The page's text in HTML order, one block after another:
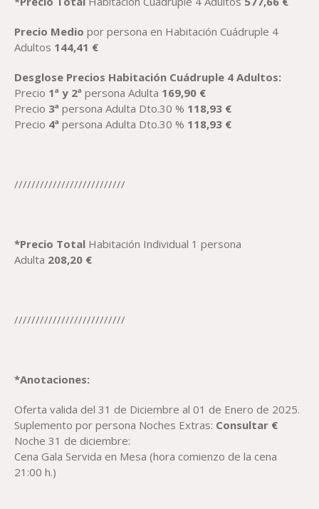
Precio Medio por persona en Habitación Cuádruple 4
Adultos 144,41 €
Desglose Precios Habitación Cuádruple 4 Adultos:
Precio 1ª y 2ª persona Adulta 169,90 €
Precio 3ª persona Adulta Dto.30 % 118,93 €
Precio 4ª persona Adulta Dto.30 % 118,93 €
//////////////////////////
*Precio Total Habitación Individual 1 persona
Adulta 208,20 €
//////////////////////////
*Anotaciones:
Oferta valida del 31 de Diciembre al 01 de Enero de 2025.
Suplemento por persona Noches Extras: Consultar €
Noche 31 de diciembre:
Cena Gala Servida en Mesa (hora comienzo de la cena
21:00 h.)